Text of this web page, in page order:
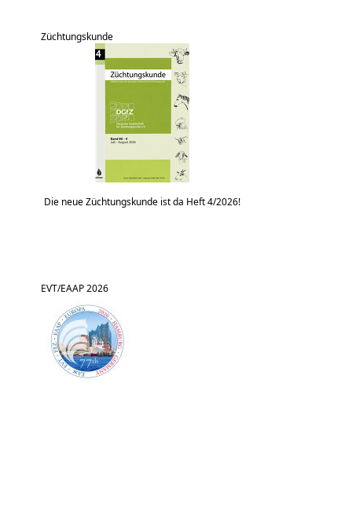
Züchtungskunde
Die neue Züchtungskunde ist da Heft 4/2026!
EVT/EAAP 2026